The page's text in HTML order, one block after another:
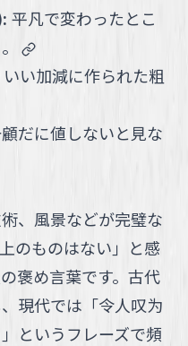
平凡で変わったとこ
link
いい加減に作られた粗
だに値しないと見な
、風景などが完璧な
のものはない」と感
褒め言葉です。古代
現代では「令人叹为
というフレーズで頻